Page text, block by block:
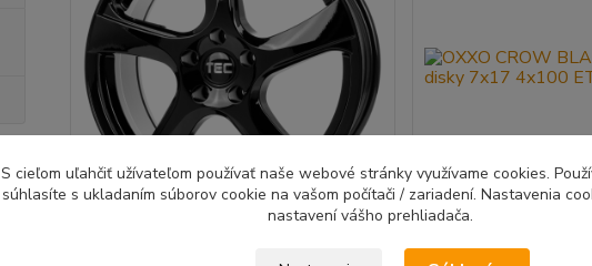
OXXO CROW BLACK
S cieľom uľahčiť užívateľom používať naše webové stránky využívame cookies.
súhlasíte s ukladaním súborov cookie na vašom počítači / zariadení. Nastavenia
nastavení vášho prehliadača.